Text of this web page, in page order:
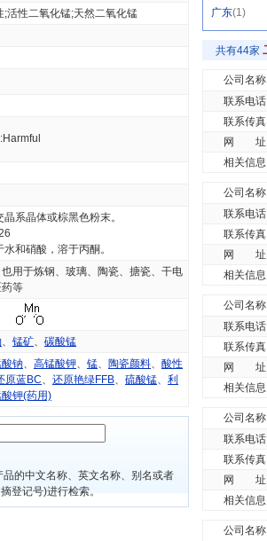
;活性二氧化锰;天然二氧化锰
系晶体或棕黑色粉末。
和硝酸，溶于丙酮。
用于炼钢、玻璃、陶瓷、搪瓷、干电
等
、 锰矿、 碳酸锰
钠、 高锰酸钾、 锰、 陶瓷颜料、 酸性
原蓝BC、 还原艳绿FFB、 硫酸锰、 利
钾(药用)
品的中文名称、英文名称、别名或者
登记号)进行检索。
广东(1)
共有44家
公司名称
联系电话
联系传真
网 址
相关信息
公司名称
联系电话
联系传真
网 址
相关信息
公司名称
联系电话
联系传真
网 址
相关信息
公司名称
联系电话
联系传真
网 址
相关信息
公司名称